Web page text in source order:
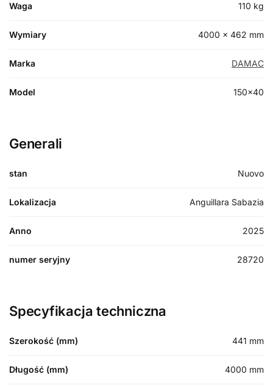
Waga 110 kg
Wymiary 4000 × 462 mm
Marka DAMAC
Model 150×40
Generali
stan Nuovo
Lokalizacja Anguillara Sabazia
Anno 2025
numer seryjny 28720
Specyfikacja techniczna
Szerokość (mm) 441 mm
Długość (mm) 4000 mm